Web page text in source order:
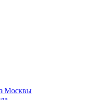
Москвы